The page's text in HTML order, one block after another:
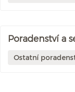
Poradenství a
Ostatní